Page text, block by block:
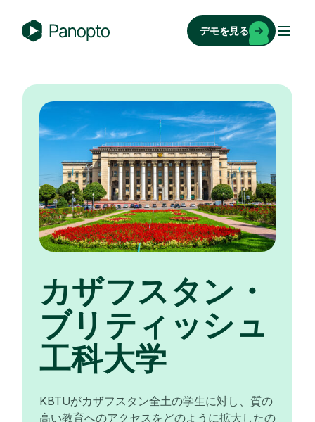
n
デモを見る
カザフスタン・
ブリティッシュ
工科大学
KBTUがカザフスタン全土の学生に対し、質の
高い教育へのアクセスをどのように拡大したの